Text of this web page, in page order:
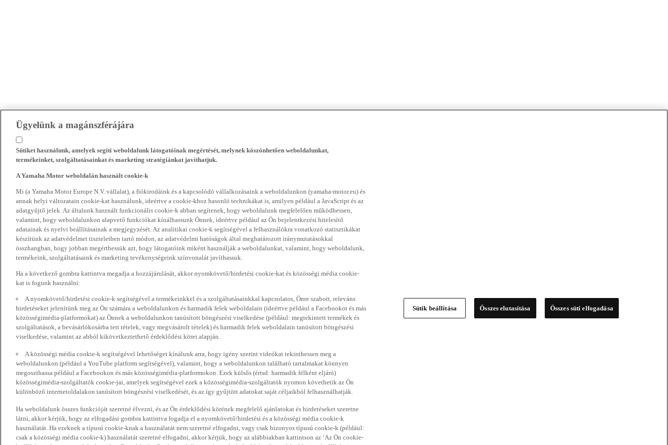
Ügyelünk a magánszférájára
Sütiket használunk, amelyek segíti weboldalunk látogatóinak megértését, melynek köszönhetően weboldalunkat,
termékeinket, szolgáltatásainkat és marketing stratégiánkat javíthatjuk.
A Yamaha Motor weboldalán használt cookie-k
Mi (a Yamaha Motor Europe N.V. vállalat), a fiókirodáink és a kapcsolódó vállalkozásaink a weboldalunkon (yamaha-motor.eu) és
annak helyi változatain cookie-kat használunk, ideértve a cookie-khoz hasonló technikákat is, amilyen például a JavaScript és az
adatgyűjtő jelek. Az általunk használt funkcionális cookie-k abban segítenek, hogy weboldalunk megfelelően működhessen,
valamint, hogy weboldalunkon alapvető funkciókat kínálhassunk Önnek, ideértve például az Ön bejelentkezési hitelesítő
adatainak és nyelvi beállításainak a megjegyzését. Az analitikai cookie-k segítségével a felhasználókra vonatkozó statisztikákat
készítünk az adatvédelmet tiszteletben tartó módon, az adatvédelmi hatóságok által meghatározott iránymutatásokkal
összhangban, hogy jobban megérthessük azt, hogy látogatóink miként használják a weboldalunkat, valamint, hogy weboldalunk,
termékeink, szolgáltatásaink és marketing tevékenységeink színvonalát javíthassuk.
Ha a következő gombra kattintva megadja a hozzájárulását, akkor nyomkövető/hirdetési cookie-kat és közösségi média cookie-
kat is fogunk használni:
A nyomkövető/hirdetési cookie-k segítségével a termékeinkkel és a szolgáltatásainkkal kapcsolatos, Önre szabott, releváns
hirdetéseket jelenítünk meg az Ön számára a weboldalunkon és harmadik felek weboldalain (ideértve például a Facebookot és más
közösségimédia-platformokat) az Önnek a weboldalunkon tanúsított böngészési viselkedése (például: megtekintett termékek és
szolgáltatások, a bevásárlókosárba tett tételek, vagy megvásárolt tételek) és harmadik felek weboldalain tanúsított böngészési
viselkedése, valamint az abból kikövetkeztethető érdeklődési körei alapján.
A közösségi média cookie-k segítségével lehetőséget kínálunk arra, hogy igény szerint videókat tekinthessen meg a
weboldalunkon (például a YouTube platform segítségével), valamint, hogy a weboldalunkon található tartalmakat könnyen
megoszthassa például a Facebookon és más közösségimédia-platformokon. Ezek külsős (értsd: harmadik félként eljáró)
közösségimédia-szolgáltatók cookie-jai, amelyek segítségével ezek a közösségimédia-szolgáltatók nyomon követhetik az Ön
különböző internetoldalakon tanúsított böngészési viselkedését, és az így gyűjtött adatokat saját céljaikból felhasználhatják.
Ha weboldalunk összes funkcióját szeretné élvezni, és az Ön érdeklődési körének megfelelő ajánlatokat és hirdetéseket szeretne
látni, akkor kérjük, hogy az elfogadási gombra kattintva fogadja el a nyomkövető/hirdetési és a közösségi média cookie-k
használatát. Ha ezeknek a típusú cookie-knak a használatát nem szeretné elfogadni, vagy csak bizonyos típusú cookie-k (például:
csak a közösségi média cookie-k) használatát szeretné elfogadni, akkor kérjük, hogy az alábbiakban kattintson az ‘Az Ön cookie-
Sütik beállítása Összes elutasítása Összes süti elfogadása